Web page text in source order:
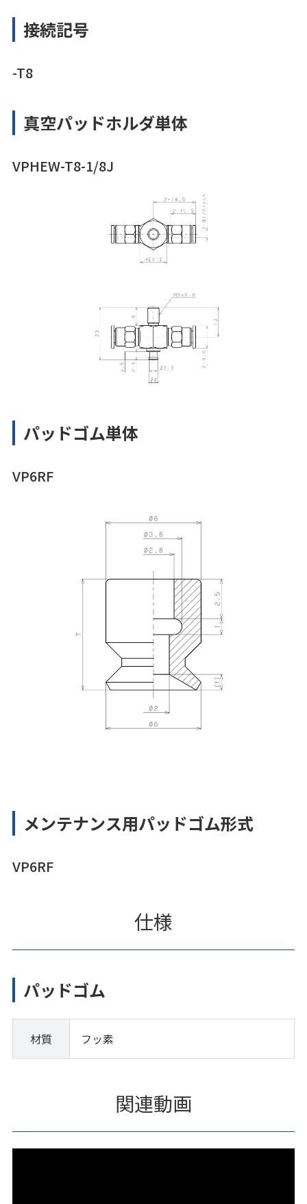
接続記号
-T8
真空パッドホルダ単体
VPHEW-T8-1/8J
パッドゴム単体
VP6RF
メンテナンス用パッドゴム形式
VP6RF
仕様
パッドゴム
材質 フッ素
関連動画